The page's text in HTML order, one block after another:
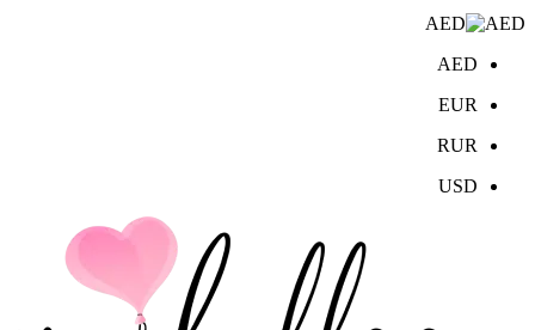
AED
AED
EUR
RUR
USD